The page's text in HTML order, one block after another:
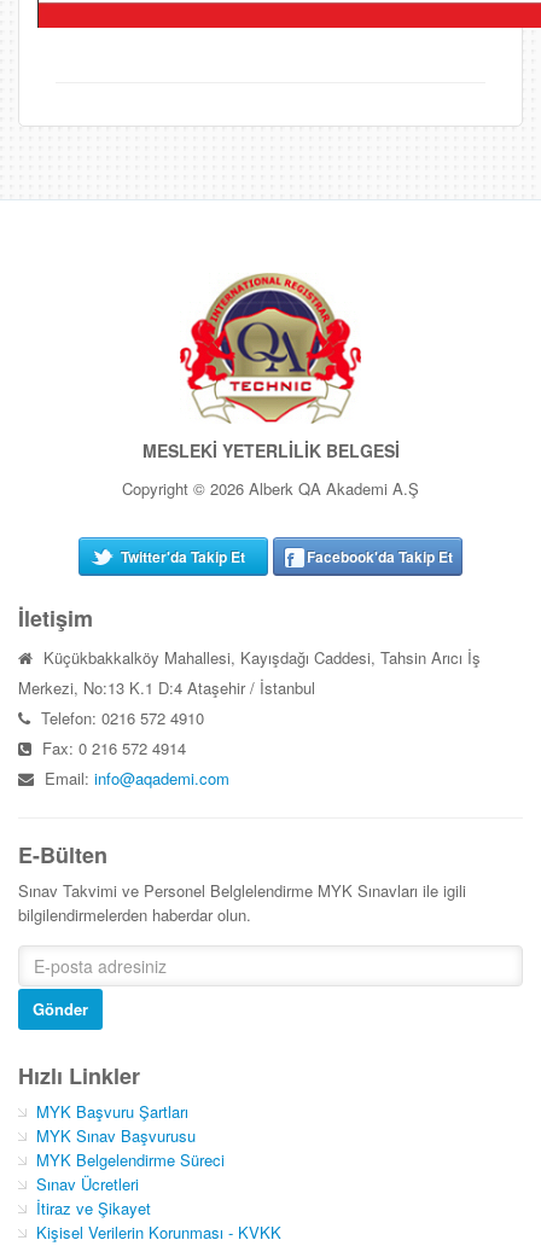
MESLEKİ YETERLİLİK BELGESİ
Copyright © 2026 Alberk QA Akademi A.Ş
Twitter'da Takip Et Facebook'da Takip Et
İletişim
Küçükbakkalköy Mahallesi, Kayışdağı Caddesi, Tahsin Arıcı İş
Merkezi, No:13 K.1 D:4 Ataşehir / İstanbul
Telefon: 0216 572 4910
Fax: 0 216 572 4914
Email:info@aqademi.com
E-Bülten
Sınav Takvimi ve Personel Belglelendirme MYK Sınavları ile igili
bilgilendirmelerden haberdar olun.
Gönder
Hızlı Linkler
MYK Başvuru Şartları
MYK Sınav Başvurusu
MYK Belgelendirme Süreci
Sınav Ücretleri
İtiraz ve Şikayet
Kişisel Verilerin Korunması - KVKK